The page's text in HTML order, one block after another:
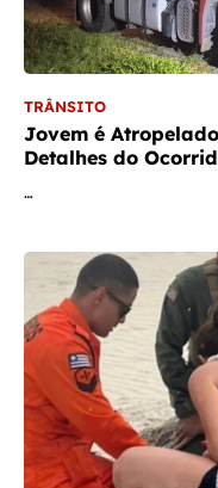
TRÂNSITO
Jovem é
Detalhes do
…